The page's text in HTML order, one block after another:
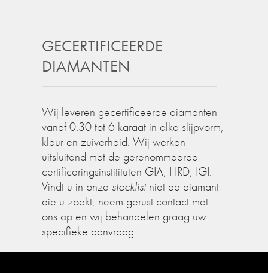
GECERTIFICEERDE
DIAMANTEN
Wij leveren gecertificeerde diamanten
vanaf 0.30 tot 6 karaat in elke slijpvorm,
kleur en zuiverheid. Wij werken
uitsluitend met de gerenommeerde
certificeringsinstitituten GIA, HRD, IGI.
Vindt u in onze stocklistniet de diamant
die u zoekt, neem gerust contact met
ons op en wij behandelen graag uw
specifieke aanvraag.